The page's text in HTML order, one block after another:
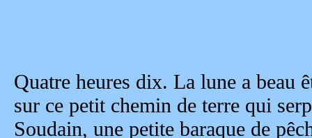
Quatre heures dix. La lune a beau
sur ce petit chemin de terre qui
Soudain, une petite baraque de